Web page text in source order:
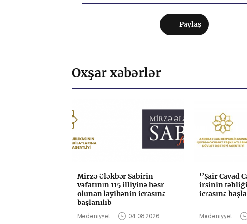
Paylaş
Oxşar xəbərlər
Mirzə Ələkbər Sabirin
vəfatının 115 illiyinə həsr
olunan layihənin icrasına
başlanılıb
Mədəniyyət 04.08.2026
‘’Şair Cavad
irsinin
icrasına
Mədəniyyət